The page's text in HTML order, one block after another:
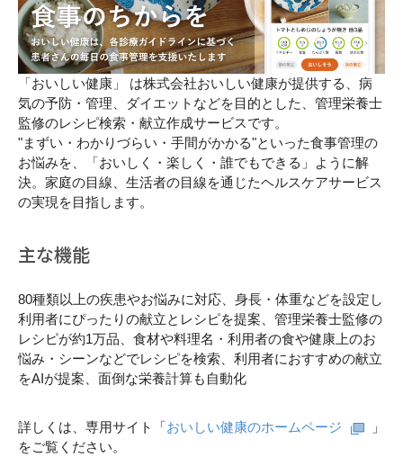
「おいしい健康」 は株式会社おいしい健康が提供する、病
気の予防・管理、ダイエットなどを目的とした、管理栄養士
監修のレシピ検索・献立作成サービスです。
"まずい・わかりづらい・手間がかかる"といった食事管理の
お悩みを、「おいしく・楽しく・誰でもできる」ように解
決。家庭の目線、生活者の目線を通じたヘルスケアサービス
の実現を目指します。
主な機能
80種類以上の疾患やお悩みに対応、身長・体重などを設定し
利用者にぴったりの献立とレシピを提案、管理栄養士監修の
レシピが約1万品、食材や料理名・利用者の食や健康上のお
悩み・シーンなどでレシピを検索、利用者におすすめの献立
をAIが提案、面倒な栄養計算も自動化
詳しくは、専⽤サイト「おいしい健康のホームページ
」
をご覧ください。